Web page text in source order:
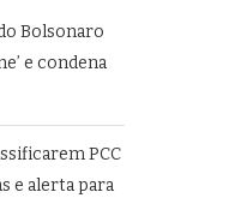
Bolsonaro
e condena
PCC
e alerta para